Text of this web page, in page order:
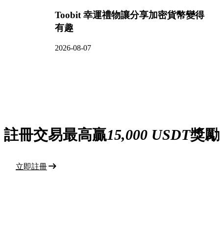
Toobit 幸運禮物讓分享加密貨幣變得
有趣
2026-08-07
註冊交易最高贏15,000 USDT獎勵
立即註冊